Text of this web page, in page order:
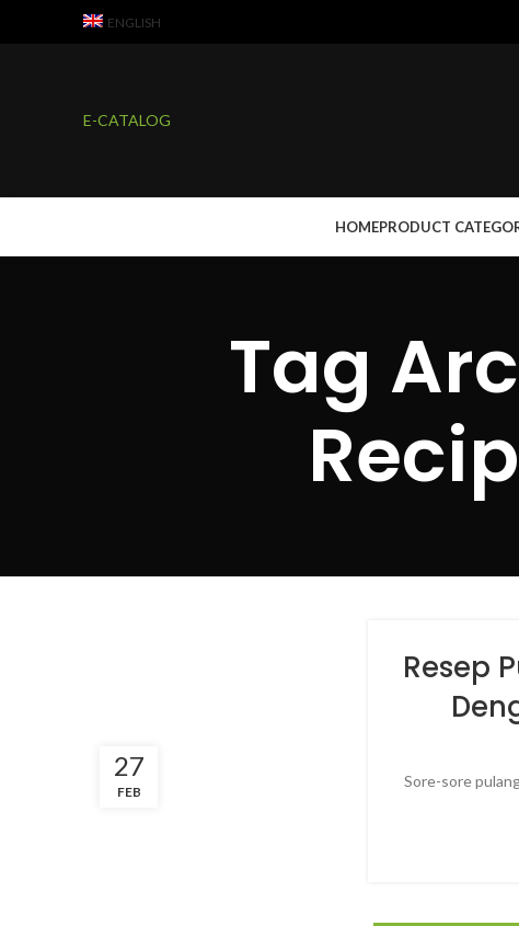
ENGLISH
E-CATALOG
HOMEPRODUCT
Tag
27
FEB
Resep
Sore-sore